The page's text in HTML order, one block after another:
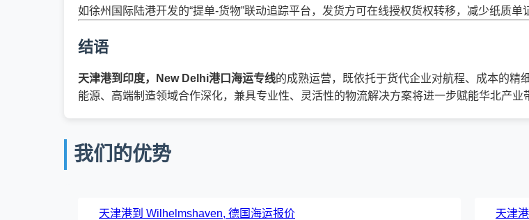
如徐州国际陆港开发的“提单-货物”联动追踪平台，发货方可在线授权货权转移，减少纸质单
结语
天津港到印度，New Delhi港口海运专线的成熟运营，既依托于货代企业对航程、成本的精
能源、高端制造领域合作深化，兼具专业性、灵活性的物流解决方案将进一步赋能华北产业
我们的优势
天津港到 Wilhelmshaven, 德国海运报价 天津